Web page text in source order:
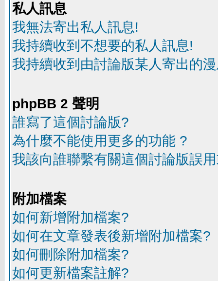
私人訊息
我無法寄出私人訊息!
我持續收到不想要的私人訊息!
我持續收到由討論版某人寄出的
phpBB 2 聲明
誰寫了這個討論版?
為什麼不能使用更多的功能 ?
我該向誰聯繫有關這個討論版誤
附加檔案
如何新增附加檔案?
如何在文章發表後新增附加檔案?
如何刪除附加檔案?
如何更新檔案註解?